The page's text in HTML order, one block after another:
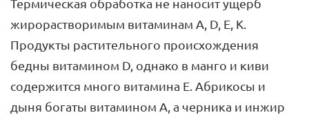
Термическая обработка не наносит ущерб
жирорастворимым витаминам A, D, E, K.
Продукты растительного происхождения
бедны витамином D, однако в манго и киви
содержится много витамина Е. Абрикосы и
дыня богаты витамином A, а черника и инжир